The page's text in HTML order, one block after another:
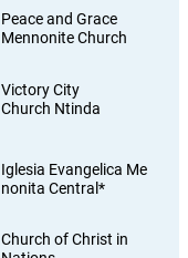
Peace and Grace
Mennonite Church
Victory City
Church Ntinda
Iglesia Evangelica Me
nonita Central*
Church of Christ in